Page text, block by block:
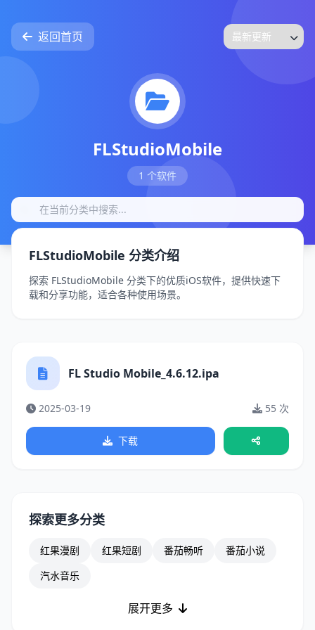
返回首页
FLStudioMobile
1 个软件
FLStudioMobile 分类介绍
探索 FLStudioMobile 分类下的优质iOS软件，提供快速下
载和分享功能，适合各种使用场景。
FL Studio Mobile_4.6.12.ipa
2025-03-19 55 次
下载
探索更多分类
红果漫剧 红果短剧 番茄畅听
番茄小说
汽水音乐
展开更多